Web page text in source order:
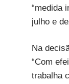
“medida
julho e
Na
“Com
trabalha